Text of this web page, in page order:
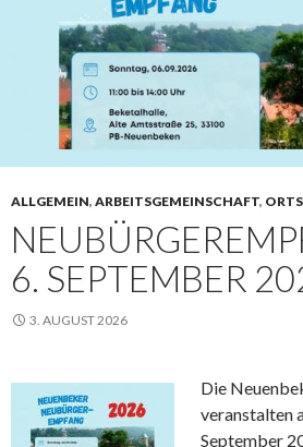
ALLGEMEIN, ARBEITSGEMEINSCHAFT,
6. SEPTEMBER
3. AUGUST 2026
Die
veranstalten
September